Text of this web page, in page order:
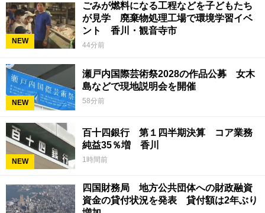
NEW
ごみが燃料になる工程などを子どもたち
が見学 廃棄物処理工場で環境学習イベ
ント 香川・観音寺市
44分前
NEW
瀬戸内国際芸術祭2028の作品公募 女木
島などで現地説明会を開催
58分前
NEW
百十四銀行 第１四半期決算 コア業務
純益35％増 香川
1時間前
四国財務局 地方公共団体への財政融資
資金の貸付状況を発表 貸付額は2年ぶり